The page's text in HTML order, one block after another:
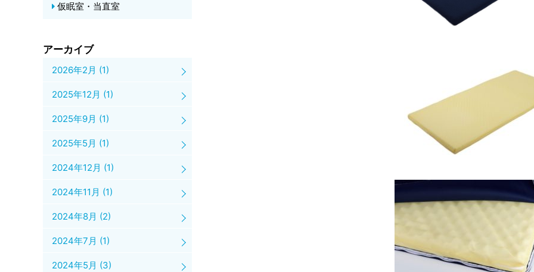
仮眠室・当直室
アーカイブ
2026年2月 (1)
2025年12月 (1)
2025年9月 (1)
2025年5月 (1)
2024年12月 (1)
2024年11月 (1)
2024年8月 (2)
2024年7月 (1)
2024年5月 (3)